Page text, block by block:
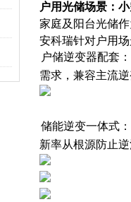
户用光储场景：
家庭及阳台光储
安科瑞针对户用
户储逆变器配套
需求，兼容主流
储能逆变一体式
新率从根源防止